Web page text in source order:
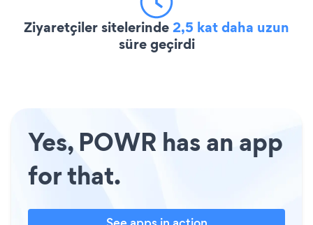
Ziyaretçiler sitelerinde2,5 kat daha uzun
süre geçirdi
Yes, POWR has an app
for that.